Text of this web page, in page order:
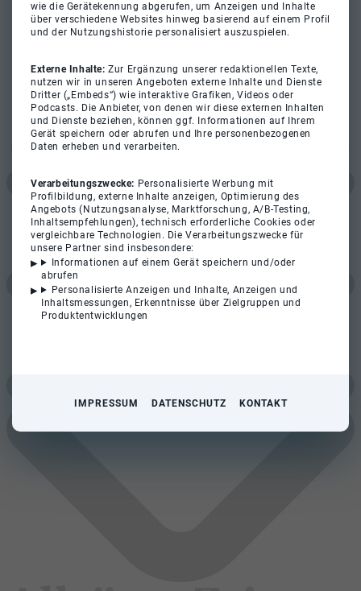
wie die Gerätekennung abgerufen, um Anzeigen und Inhalte
über verschiedene Websites hinweg basierend auf einem Profil
und der Nutzungshistorie personalisiert auszuspielen.
Externe Inhalte:Zur Ergänzung unserer redaktionellen Texte,
nutzen wir in unseren Angeboten externe Inhalte und Dienste
Dritter („Embeds“) wie interaktive Grafiken, Videos oder
Podcasts. Die Anbieter, von denen wir diese externen Inhalten
und Dienste beziehen, können ggf. Informationen auf Ihrem
Gerät speichern oder abrufen und Ihre personenbezogenen
Daten erheben und verarbeiten.
Verarbeitungszwecke: Personalisierte Werbung mit
Profilbildung, externe Inhalte anzeigen, Optimierung des
Angebots (Nutzungsanalyse, Marktforschung, A/B-Testing,
Inhaltsempfehlungen), technisch erforderliche Cookies oder
vergleichbare Technologien. Die Verarbeitungszwecke für
unsere Partner sind insbesondere:
Informationen auf einem Gerät speichern und/oder
abrufen
Personalisierte Anzeigen und Inhalte, Anzeigen und
Inhaltsmessungen, Erkenntnisse über Zielgruppen und
Produktentwicklungen
IMPRESSUM DATENSCHUTZ KONTAKT